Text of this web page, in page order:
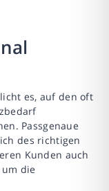
es, auf den oft
Passgenaue
des richtigen
Kunden auch
die